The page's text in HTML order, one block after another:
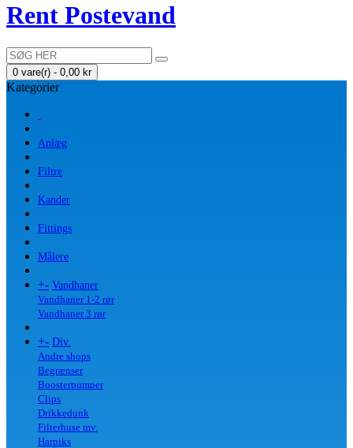
Rent Postevand
0 vare(r) - 0,00 kr
Kategorier
Anlæg
Filtre
Kander
Fittings
Målere
+- Vandhaner
Vandhaner 1-2 rør
Vandhaner 3 rør
+- Div.
Andre shops
Begrænser
Boosterpumper
Clips
Drikkedunk
Filterhuse mv.
Harpiks